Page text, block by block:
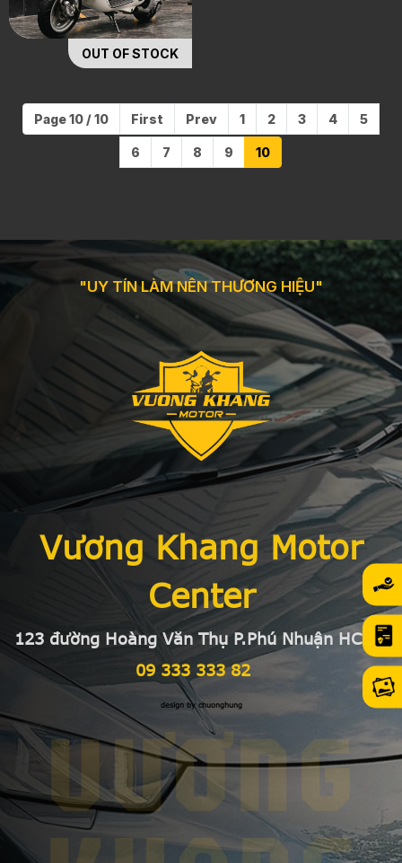
OUT OF STOCK
Page 10 / 10 First Prev 1 2 3 4 5
6 7 8 9 10
"UY TÍN LÀM NÊN THƯƠNG HIỆU"
Vương Khang Motor
Center
123 đường Hoàng Văn Thụ P.Phú Nhuận HCMC
09 333 333 82
design by chuonghung
VƯƠNG